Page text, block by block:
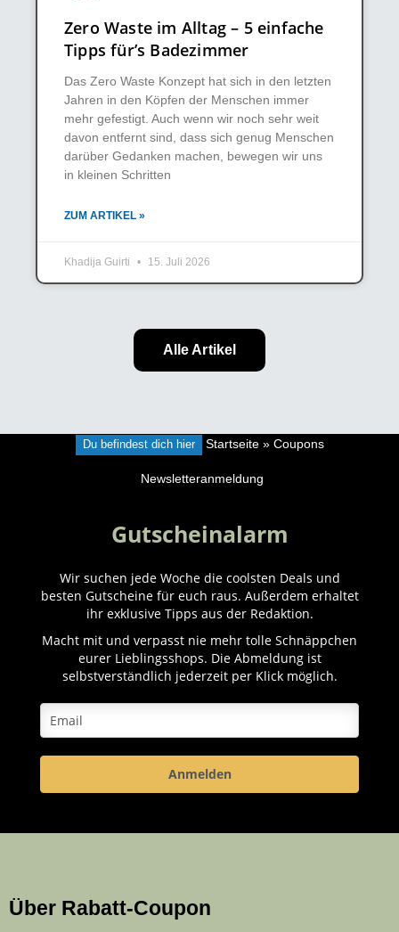
Zero Waste im Alltag – 5 einfache
Tipps für’s Badezimmer
Das Zero Waste Konzept hat sich in den letzten
Jahren in den Köpfen der Menschen immer
mehr gefestigt. Auch wenn wir noch sehr weit
davon entfernt sind, dass sich genug Menschen
darüber Gedanken machen, bewegen wir uns
in kleinen Schritten
ZUM ARTIKEL »
Khadija Guirti 15. Juli 2026
Alle Artikel
Du befindest dich hier Startseite» Coupons
Newsletteranmeldung
Gutscheinalarm
Wir suchen jede Woche die coolsten Deals und
besten Gutscheine für euch raus. Außerdem erhaltet
ihr exklusive Tipps aus der Redaktion.
Macht mit und verpasst nie mehr tolle Schnäppchen
eurer Lieblingsshops. Die Abmeldung ist
selbstverständlich jederzeit per Klick möglich.
Anmelden
Über Rabatt-Coupon